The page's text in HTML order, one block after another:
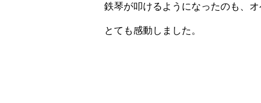
鉄琴が叩けるようになったのも、
とても感動しました。